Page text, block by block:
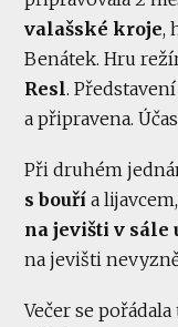
valašské kroje,
Benátek. Hru
Resl.
a připravena.
Při druhém
s bouří a
na jevišti v sále
na jevišti
Večer se